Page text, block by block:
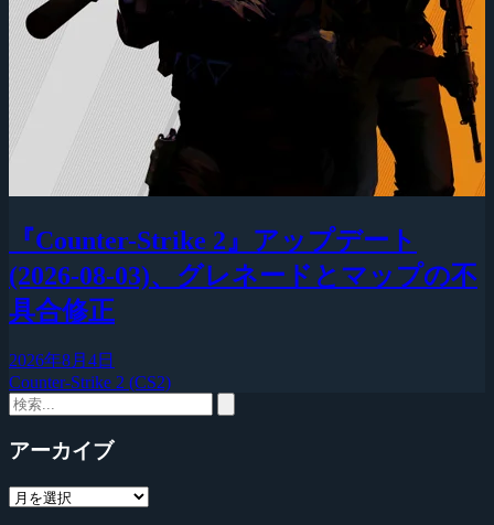
『Counter-Strike 2』アップデート
(2026-08-03)、グレネードとマップの不
具合修正
2026年8月4日
Counter-Strike 2 (CS2)
アーカイブ